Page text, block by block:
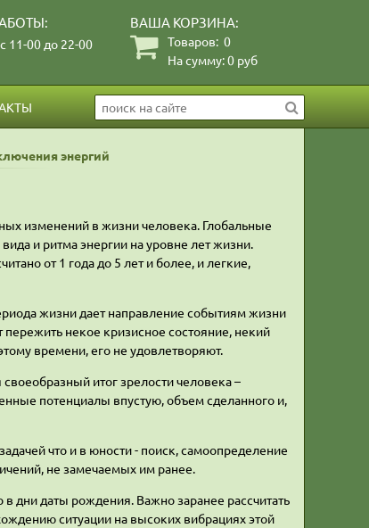
с 11-00 до 22-00
ВАША КОРЗИНА:
Товаров: 0
На сумму:0 руб
энергий
изменений в жизни человека. Глобальные
и ритма энергии на уровне лет жизни.
от 1 года до 5 лет и более, и легкие,
жизни дает направление событиям жизни
некое кризисное состояние, некий
времени, его не удовлетворяют.
итог зрелости человека –
потенциалы впустую, объем сделанного и,
что и в юности - поиск, самоопределение
не замечаемых им ранее.
дни даты рождения. Важно заранее рассчитать
ситуации на высоких вибрациях этой